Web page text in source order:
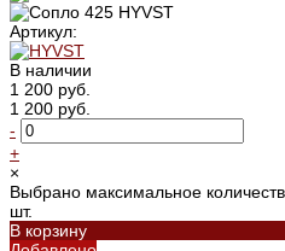
Артикул:
В наличии
1 200 руб.
1 200 руб.
-
+
×
Выбрано максимальное
шт.
В корзину